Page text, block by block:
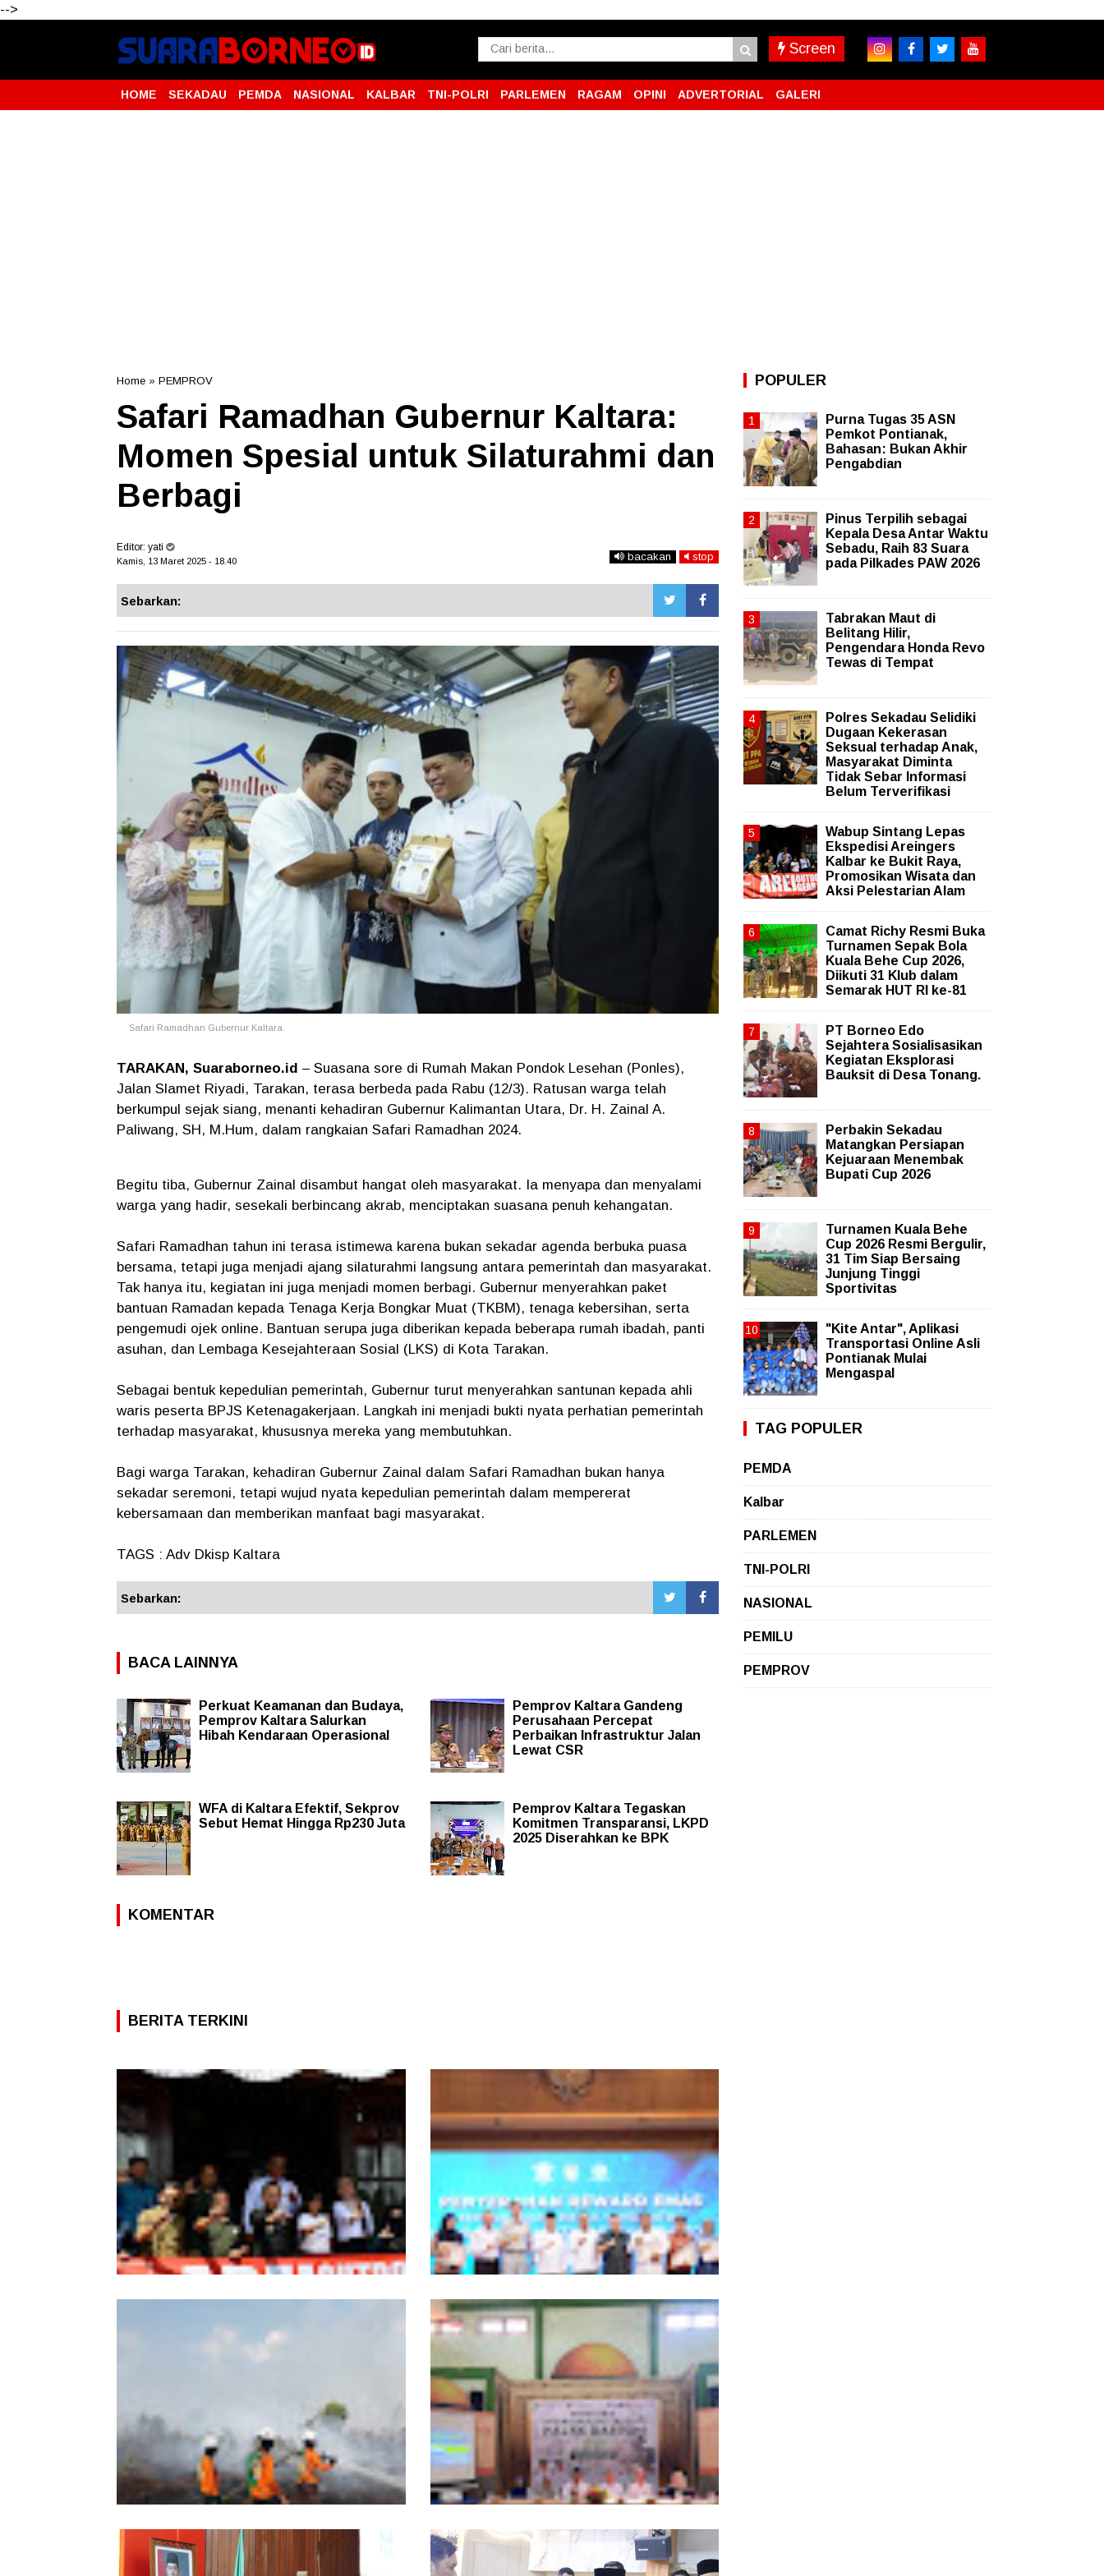
-->
Screen
HOME SEKADAU PEMDA NASIONAL KALBAR TNI-POLRI PARLEMEN RAGAM OPINI ADVERTORIAL GALERI
Home » PEMPROV
Safari Ramadhan Gubernur Kaltara:
Momen Spesial untuk Silaturahmi dan
Berbagi
Editor: yati
Kamis, 13 Maret 2025 - 18.40 bacakan stop
Sebarkan:
Safari Ramadhan Gubernur Kaltara.
TARAKAN, Suaraborneo.id – Suasana sore di Rumah Makan Pondok Lesehan (Ponles),
Jalan Slamet Riyadi, Tarakan, terasa berbeda pada Rabu (12/3). Ratusan warga telah
berkumpul sejak siang, menanti kehadiran Gubernur Kalimantan Utara, Dr. H. Zainal A.
Paliwang, SH, M.Hum, dalam rangkaian Safari Ramadhan 2024.
Begitu tiba, Gubernur Zainal disambut hangat oleh masyarakat. Ia menyapa dan menyalami
warga yang hadir, sesekali berbincang akrab, menciptakan suasana penuh kehangatan.
Safari Ramadhan tahun ini terasa istimewa karena bukan sekadar agenda berbuka puasa
bersama, tetapi juga menjadi ajang silaturahmi langsung antara pemerintah dan masyarakat.
Tak hanya itu, kegiatan ini juga menjadi momen berbagi. Gubernur menyerahkan paket
bantuan Ramadan kepada Tenaga Kerja Bongkar Muat (TKBM), tenaga kebersihan, serta
pengemudi ojek online. Bantuan serupa juga diberikan kepada beberapa rumah ibadah, panti
asuhan, dan Lembaga Kesejahteraan Sosial (LKS) di Kota Tarakan.
Sebagai bentuk kepedulian pemerintah, Gubernur turut menyerahkan santunan kepada ahli
waris peserta BPJS Ketenagakerjaan. Langkah ini menjadi bukti nyata perhatian pemerintah
terhadap masyarakat, khususnya mereka yang membutuhkan.
Bagi warga Tarakan, kehadiran Gubernur Zainal dalam Safari Ramadhan bukan hanya
sekadar seremoni, tetapi wujud nyata kepedulian pemerintah dalam mempererat
kebersamaan dan memberikan manfaat bagi masyarakat.
TAGS : Adv Dkisp Kaltara
Sebarkan:
BACA LAINNYA
Perkuat Keamanan dan Budaya,
Pemprov Kaltara Salurkan
Hibah Kendaraan Operasional
Pemprov Kaltara Gandeng
Perusahaan Percepat
Perbaikan Infrastruktur Jalan
Lewat CSR
WFA di Kaltara Efektif, Sekprov
Sebut Hemat Hingga Rp230 Juta
Pemprov Kaltara Tegaskan
Komitmen Transparansi, LKPD
2025 Diserahkan ke BPK
KOMENTAR
BERITA TERKINI
Pemprov Kalbar Tegaskan Komitmen
Percepat Digitalisasi Pelayanan Publik
POPULER
Purna Tugas 35 ASN
Pemkot Pontianak,
Bahasan: Bukan Akhir
Pengabdian
Pinus Terpilih sebagai
Kepala Desa Antar Waktu
Sebadu, Raih 83 Suara
pada Pilkades PAW 2026
Tabrakan Maut di
Belitang Hilir,
Pengendara Honda Revo
Tewas di Tempat
Polres Sekadau Selidiki
Dugaan Kekerasan
Seksual terhadap Anak,
Masyarakat Diminta
Tidak Sebar Informasi
Belum Terverifikasi
Wabup Sintang Lepas
Ekspedisi Areingers
Kalbar ke Bukit Raya,
Promosikan Wisata dan
Aksi Pelestarian Alam
Camat Richy Resmi Buka
Turnamen Sepak Bola
Kuala Behe Cup 2026,
Diikuti 31 Klub dalam
Semarak HUT RI ke-81
PT Borneo Edo
Sejahtera Sosialisasikan
Kegiatan Eksplorasi
Bauksit di Desa Tonang.
Perbakin Sekadau
Matangkan Persiapan
Kejuaraan Menembak
Bupati Cup 2026
Turnamen Kuala Behe
Cup 2026 Resmi Bergulir,
31 Tim Siap Bersaing
Junjung Tinggi
Sportivitas
"Kite Antar", Aplikasi
Transportasi Online Asli
Pontianak Mulai
Mengaspal
TAG POPULER
PEMDA
Kalbar
PARLEMEN
TNI-POLRI
NASIONAL
PEMILU
PEMPROV